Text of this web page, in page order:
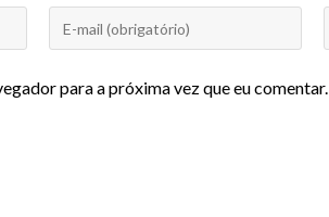
para a próxima vez que eu comentar.